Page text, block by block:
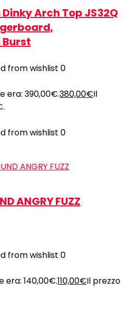
Dinky Arch Top JS32Q
from wishlist 0
era: 390,00€.380,00€Il
from wishlist 0
ANGRY FUZZ
from wishlist 0
era: 140,00€.110,00€Il prezzo